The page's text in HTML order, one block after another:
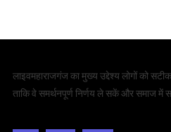
लाइवमहाराजगंज का मुख्य उद्देश्य लोगों को
ताकि वे समर्थनपूर्ण निर्णय ले सकें और समाज में